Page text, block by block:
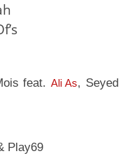
feat. Ali As, Seyed
Play69